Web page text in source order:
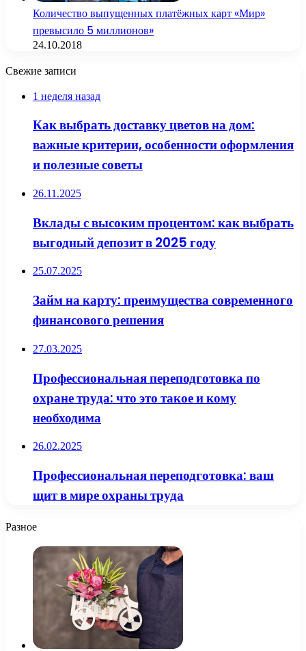
Количество выпущенных платёжных карт «Мир»
превысило 5 миллионов»
24.10.2018
Свежие записи
1 неделя назад
Как выбрать доставку цветов на дом:
важные критерии, особенности оформления
и полезные советы
26.11.2025
Вклады с высоким процентом: как выбрать
выгодный депозит в 2025 году
25.07.2025
Займ на карту: преимущества современного
финансового решения
27.03.2025
Профессиональная переподготовка по
охране труда: что это такое и кому
необходима
26.02.2025
Профессиональная переподготовка: ваш
щит в мире охраны труда
Разное